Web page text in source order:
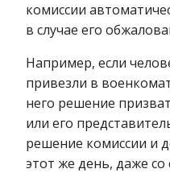
комиссии
в случае его
Например, если
привезли в
него решение
или его
решение комиссии и
этот же день, даже со